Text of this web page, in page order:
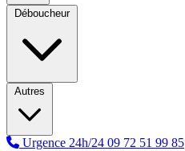
Déboucheur
Autres
Urgence 24h/24 09 72 51 99 85